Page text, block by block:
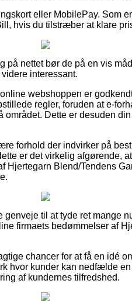
eller MobilePay. Som
hvis du tilstræber at klare
på nettet bør de på en vis
interessant.
webshoppen er
regler, foruden at e-
området. Dette er desuden
forhold der indvirker på
er det virkelig afgørende,
Hjertegarn Blend/Tendens
til at tyde ret mange
firmaets bedømmelser af
chancer for at få en idé
hvor kunder kan nedfælde
af kundernes tilfredshed.